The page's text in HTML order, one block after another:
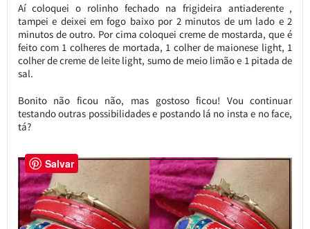
Aí coloquei o rolinho fechado na frigideira antiaderente ,
tampei e deixei em fogo baixo por 2 minutos de um lado e 2
minutos de outro. Por cima coloquei creme de mostarda, que é
feito com 1 colheres de mortada, 1 colher de maionese light, 1
colher de creme de leite light, sumo de meio limão e 1 pitada de
sal.
Bonito não ficou não, mas gostoso ficou! Vou continuar
testando outras possibilidades e postando lá no insta e no face,
tá?
Salvar